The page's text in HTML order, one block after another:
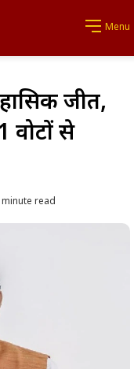
Menu
जीत,
वोटों से
minute read